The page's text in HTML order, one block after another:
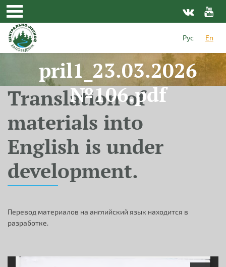
Skip to main content
Рус
En
pril1_23.03.2026
№106.pdf
Translation of
materials into
English is under
development.
Перевод материалов на английский язык находится в
разработке.